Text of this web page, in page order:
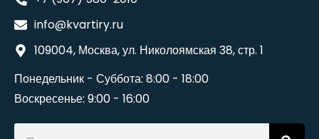
info@kvartiry.ru
109004, Москва, ул. Николоямская 38, стр. 1
Понедельник - Суббота: 8:00 - 18:00
Воскресенье: 9:00 - 16:00